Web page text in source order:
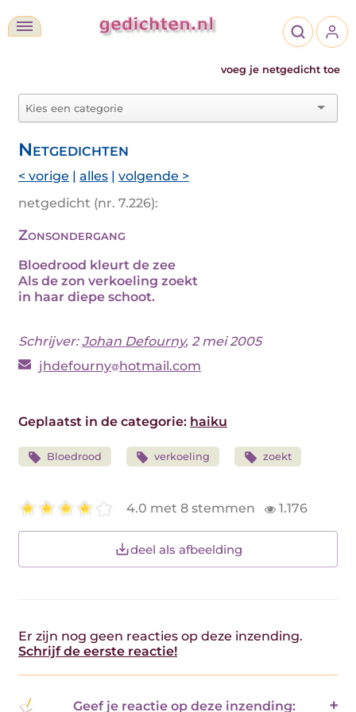
voeg je netgedicht toe
Netgedichten
< vorige | alles | volgende >
netgedicht (nr. 7.226):
Zonsondergang
Bloedrood kleurt de zee
Als de zon verkoeling zoekt
in haar diepe schoot.
Schrijver:Johan Defourny, 2 mei 2005
jhdefourny hotmail.com
Geplaatst in de categorie: haiku
Bloedrood verkoeling zoekt
4.0 met 8 stemmen 1.176
deel als afbeelding
Er zijn nog geen reacties op deze inzending.
Schrijf de eerste reactie!
Geef je reactie op deze inzending: